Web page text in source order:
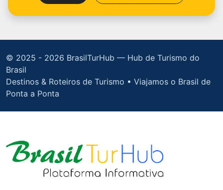
© 2025 - 2026 BrasilTurHub — Hub de Turismo do
Brasil
Destinos & Roteiros de Turismo • Viajamos o Brasil de
Ponta a Ponta